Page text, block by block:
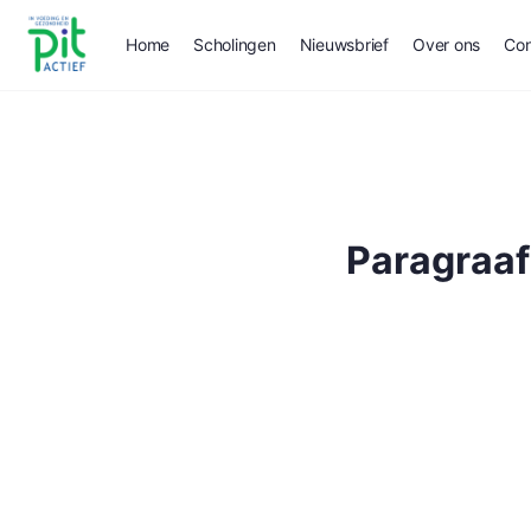
Home Scholingen Nieuwsbrief Over ons
Paragraaf